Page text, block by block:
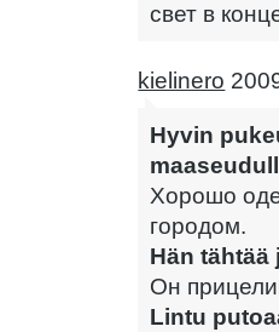
свет в
kielinero
Hyvin
Хорошо
городом.
Hän tähtää
Он
Lintu